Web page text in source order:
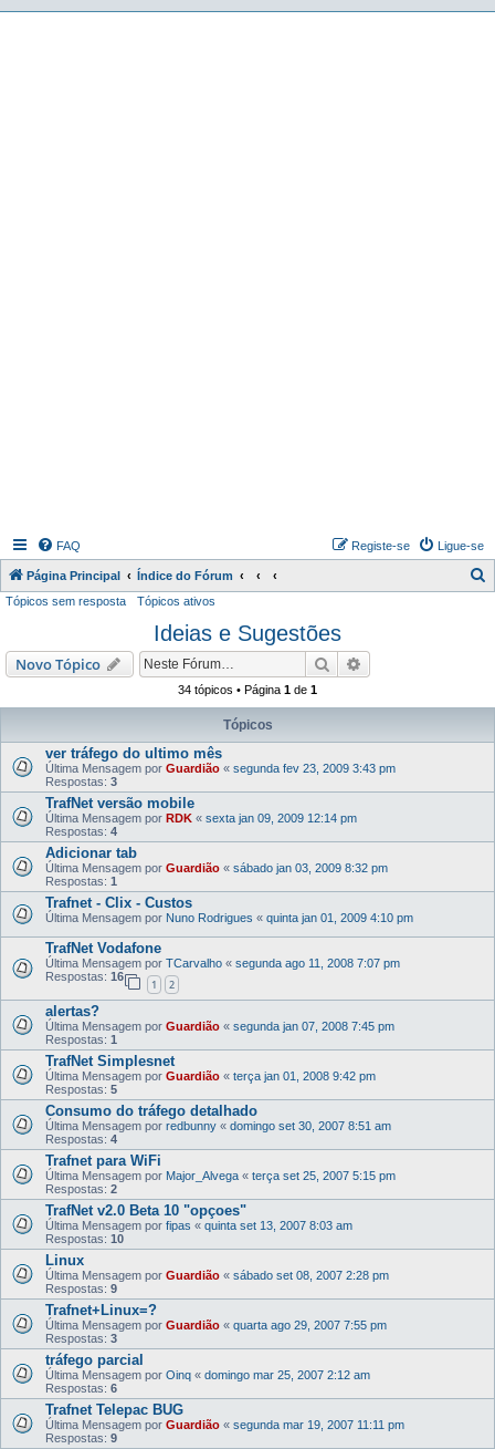
FAQ Ligue-se
Registe-se
Página Principal Índice do Fórum
i
Tópicos sem resposta Tópicos ativos
Ideias e Sugestões
Novo Tópico Pesquisar
34 tópicos • Página 1 de 1
Tópicos
ver tráfego do ultimo mês
Última Mensagem por Guardião « segunda fev 23, 2009 3:43 pm
Respostas: 3
TrafNet versão mobile
Última Mensagem por RDK « sexta jan 09, 2009 12:14 pm
Respostas: 4
Adicionar tab
Última Mensagem por Guardião « sábado jan 03, 2009 8:32 pm
Respostas: 1
Trafnet - Clix - Custos
Última Mensagem por Nuno Rodrigues « quinta jan 01, 2009 4:10 pm
TrafNet Vodafone
Última Mensagem por TCarvalho « segunda ago 11, 2008 7:07 pm
Respostas: 16
1 2
alertas?
Última Mensagem por Guardião « segunda jan 07, 2008 7:45 pm
Respostas: 1
TrafNet Simplesnet
Última Mensagem por Guardião « terça jan 01, 2008 9:42 pm
Respostas: 5
Consumo do tráfego detalhado
Última Mensagem por redbunny « domingo set 30, 2007 8:51 am
Respostas: 4
Trafnet para WiFi
Última Mensagem por Major_Alvega « terça set 25, 2007 5:15 pm
Respostas: 2
TrafNet v2.0 Beta 10 "opçoes"
Última Mensagem por fipas « quinta set 13, 2007 8:03 am
Respostas: 10
Linux
Última Mensagem por Guardião « sábado set 08, 2007 2:28 pm
Respostas: 9
Trafnet+Linux=?
Última Mensagem por Guardião « quarta ago 29, 2007 7:55 pm
Respostas: 3
tráfego parcial
Última Mensagem por Oinq « domingo mar 25, 2007 2:12 am
Respostas: 6
Trafnet Telepac BUG
Última Mensagem por Guardião « segunda mar 19, 2007 11:11 pm
Respostas: 9